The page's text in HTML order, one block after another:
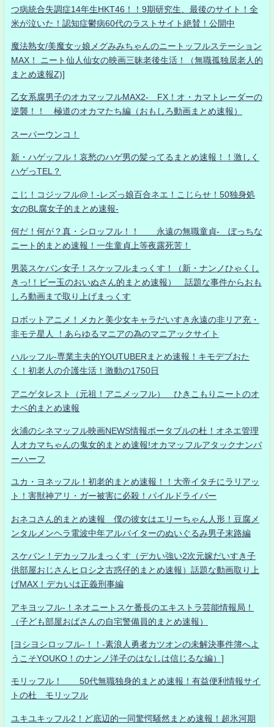
つ病統合失調症14年生HKT46！！9期研究生、最後のサイト！全
米が泣いた！認知症鬱病60代のラストサイト絶賛！公開中
魔法熟女/美魔女ッ娘メグみみちゃんのニートッフルステーション
MAX！ ニート仙人仙女の映画三昧老後生活！（無職孤独居老人的
まとめ速報Z)]
乙女系腐男子のオカマッフルMAX2- FX！オ・カマトレーダーの
逆襲！！ 極道のオカマたち編（おもしろ動画まとめ速報）
スーパーウンコ！
新・ハゲッフル！哀愁のハゲ男の髪ってるまとめ速報！！激しく
ハゲっTEL？
こじ！コジッフル@！-レズっ娘百合ネエ！こじらせ！50独身処
女のBL腐女子的まとめ速報-
何だ！何が？真・シロッフル！！ 永遠の無職童貞- ぼっちな
ニート的まとめ速報！一生童貞上等夜露死苦！
男装スケバン女子！スケッフルまっくす！（新・ナンノひゃくし
きっ!！ビー玉のおいぬさん的まとめ速報） 話題な事件からおも
しろ動画まで取り上げまっくす
ロボットアニメ！メカと美少女キャラだいすき永遠の非リア充・
非モテ星人 ！あらゆるマニアの為のマニアックサイト
ハルッフル-専業主夫的YOUTUBERまとめ速報！キモデブおた
く！初老人の介護生活！激動の1750日
アニゲタレスト（元祖！アニメッフル） ひきこもりニートのオ
ナベ的まとめ速報
火浦のシネマッフル映画NEWS情報ポータブルの杜！オネエ管理
人オカマちゃんの鬼女的まとめ速報!オカマッフルアタックナンバ
ーハーフ
ユカ・ヨネッフル！初老的まとめ速報！！大帝イタチにラリアッ
ト！害獣神アリ・ガー被害に必殺！パイルドライバー
おネコさん的まとめ速報 僕の彼女はエリーちゃん人形！豆腐メ
ンタルメンヘラ電波中年アルバイターのぬいぐるみ男子末路編
スケバン！デカッフルまっくす（デカい強い2次元嫁だいすき子
供部屋おじさんヒロシ之古惑仔的まとめ速報）話題な動画取り上
げMAX！デカいは正義刑事編
アキヨッフル-！ネオニートスケ番長のエキストラ芸能情報局！
（子ども部屋おばさんの自宅警備員的まとめ速報）
[ヨシヨシロッフル-！！-素浪人勇者カツオンの未解決事件簿へよ
うこそYOUKO！のナンノ洋子のはなしは信じるな編）]
モリッフル！ 50代無職独身的まとめ速報！有益便利情報サイ
トの杜 モリッフル
ユキユキッフル2！ど底辺的一同驚愕騒然まとめ速報！超氷河期